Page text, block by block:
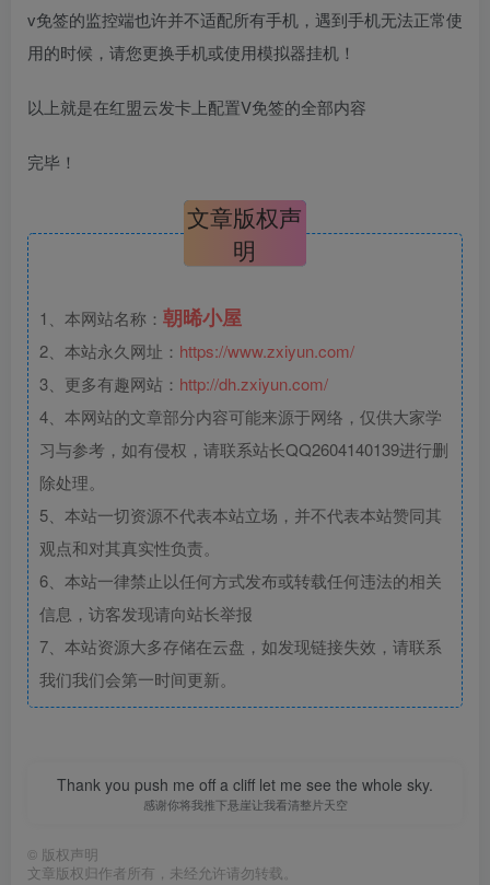
v免签的监控端也许并不适配所有手机，遇到手机无法正常使
用的时候，请您更换手机或使用模拟器挂机！
以上就是在红盟云发卡上配置V免签的全部内容
完毕！
文章版权声
明
1、本网站名称： 朝晞小屋
2、本站永久网址： https://www.zxiyun.com/
3、更多有趣网站： http://dh.zxiyun.com/
4、本网站的文章部分内容可能来源于网络，仅供大家学
习与参考，如有侵权，请联系站长QQ2604140139进行删
除处理。
5、本站一切资源不代表本站立场，并不代表本站赞同其
观点和对其真实性负责。
6、本站一律禁止以任何方式发布或转载任何违法的相关
信息，访客发现请向站长举报
7、本站资源大多存储在云盘，如发现链接失效，请联系
我们我们会第一时间更新。
Thank you push me off a cliff let me see the whole sky.
感谢你将我推下悬崖让我看清整片天空
© 版权声明
文章版权归作者所有，未经允许请勿转载。